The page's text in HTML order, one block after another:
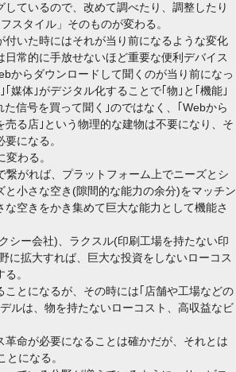
ているので、改めて調べたり、調整したり
スタイル」そのものが変わる。
いた時にはそれが当り前になるような変化
常的に手放せないほど重要な便利デバイス
からダウンロードして聞くのが当り前になっ
媒体｣がデジタル化することで｢物｣と｢機能｣
信号を買って聞く｣のではなく、｢Webから
る店｣という物理的な建物は不要になり、そ
になる。
わる。
がれば、プラットフォーム上でニーズとシ
小さな空き(隙間的な能力の余分)をマッチン
空きをかき集めて巨大な能力として機能さ
シー会社)、ラクスル(印刷工場を持たない印
に拡大すれば、巨大な投資をしないローコス
。
とになるが、その時には｢店舗や工場などの
ルは、物を持たないローコスト、高収益なビ
命が必要になることは確かだが、それとは
になる。